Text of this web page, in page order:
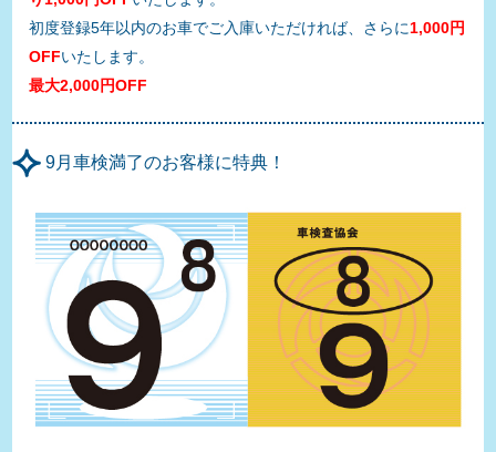
初度登録5年以内のお車でご入庫いただければ、さらに1,000円
OFFいたします。
最大2,000円OFF
9月車検満了のお客様に特典！